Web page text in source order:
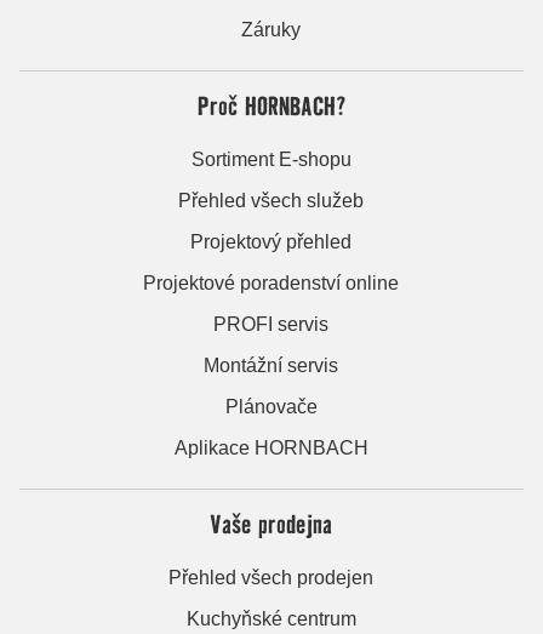
Záruky
Proč HORNBACH?
Sortiment E-shopu
Přehled všech služeb
Projektový přehled
Projektové poradenství online
PROFI servis
Montážní servis
Plánovače
Aplikace HORNBACH
Vaše prodejna
Přehled všech prodejen
Kuchyňské centrum